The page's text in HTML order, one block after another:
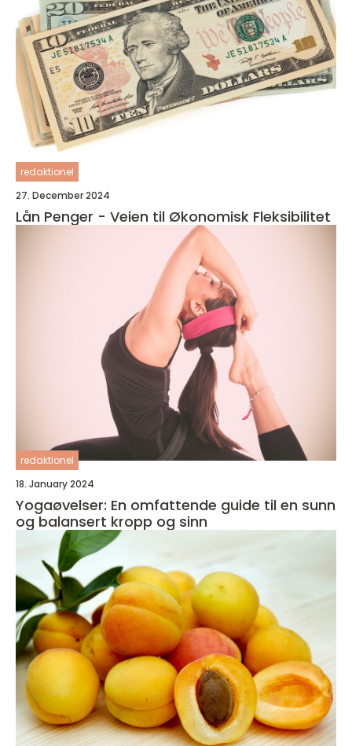
redaktionel
27. December 2024
Lån Penger - Veien til Økonomisk Fleksibilitet
redaktionel
18. January 2024
Yogaøvelser: En omfattende guide til en sunn
og balansert kropp og sinn